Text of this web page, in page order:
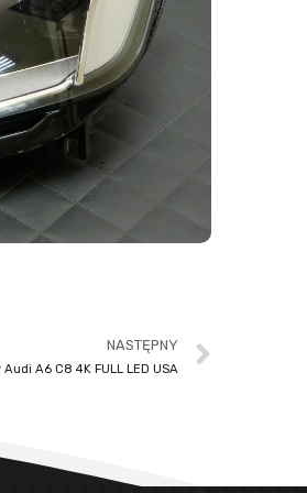
NASTĘPNY
A6 C8 4K FULL LED USA